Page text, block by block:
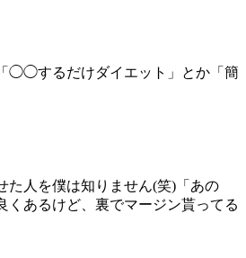
◯◯するだけダイエット」とか「簡
た人を僕は知りません(笑)「あの
あるけど、裏でマージン貰ってる